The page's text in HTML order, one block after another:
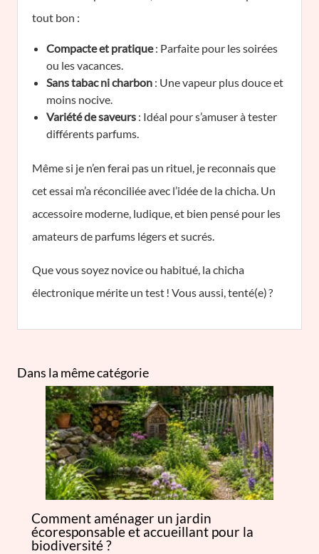
tout bon :
Compacte et pratique: Parfaite pour les soirées
ou les vacances.
Sans tabac ni charbon : Une vapeur plus douce et
moins nocive.
Variété de saveurs : Idéal pour s’amuser à tester
différents parfums.
Même si je n’en ferai pas un rituel, je reconnais que
cet essai m’a réconciliée avec l’idée de la chicha. Un
accessoire moderne, ludique, et bien pensé pour les
amateurs de parfums légers et sucrés.
Que vous soyez novice ou habitué, la chicha
électronique mérite un test ! Vous aussi, tenté(e) ?
Dans la même catégorie
Comment aménager un jardin
écoresponsable et accueillant pour la
biodiversité ?